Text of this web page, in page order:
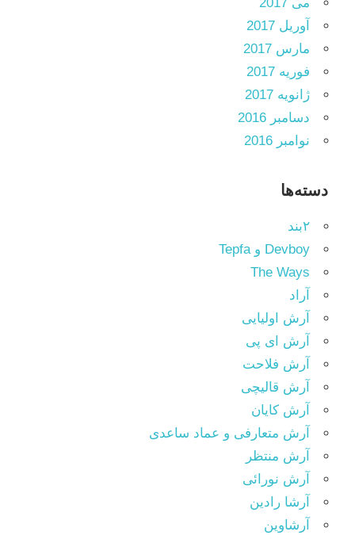
آوریل 2017
مارس 2017
فوریه 2017
ژانویه 2017
دسامبر 2016
نوامبر 2016
دسته‌ها
۲بند
Devboy و Tepfa
The Ways
آراد
آرش اولیایی
آرش ای پی
آرش فلاحت
آرش قالیچی
آرش کایان
آرش متعارفی و عماد ساعدی
آرش منتظر
آرش نورائی
آرشا رادین
آرشاوین